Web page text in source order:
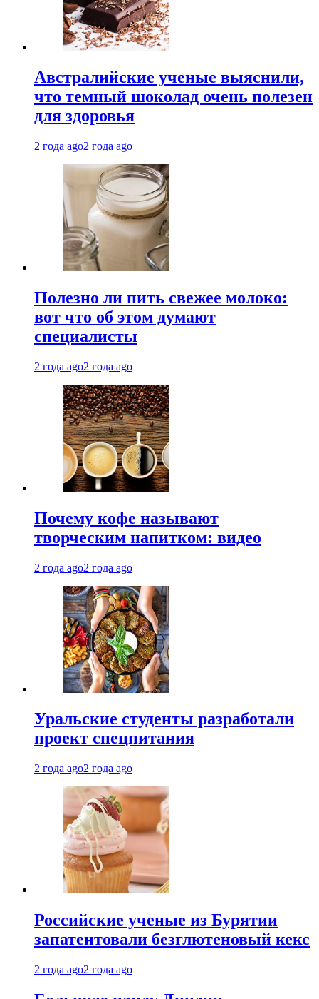
Австралийские ученые выяснили,
что темный шоколад очень полезен
для здоровья
2 года ago2 года ago
Полезно ли пить свежее молоко:
вот что об этом думают
специалисты
2 года ago2 года ago
Почему кофе называют
творческим напитком: видео
2 года ago2 года ago
Уральские студенты разработали
проект спецпитания
2 года ago2 года ago
Российские ученые из Бурятии
запатентовали безглютеновый кекс
2 года ago2 года ago